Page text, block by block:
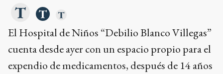
El Hospital de Niños “Debilio Blanco Villegas”
cuenta desde ayer con un espacio propio para el
expendio de medicamentos, después de 14 años